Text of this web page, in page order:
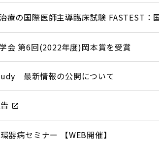
療の国際医師主導臨床試験 FASTEST：
会 第6回(2022年度)岡本賞を受賞
最新情報の公開について
器病セミナー 【WEB開催】